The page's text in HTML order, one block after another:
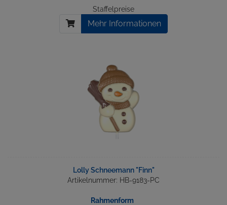
Staffelpreise
Mehr Informationen
Lolly Schneemann "Finn"
Artikelnummer: HB-9183-PC
Rahmenform